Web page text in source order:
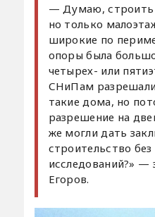
— Думаю, строить
но только
широкие по
опоры была
четырех- или
СНиПам
такие дома, но
разрешение на
же могли дать
строительство без
исследований?» —
Егоров.